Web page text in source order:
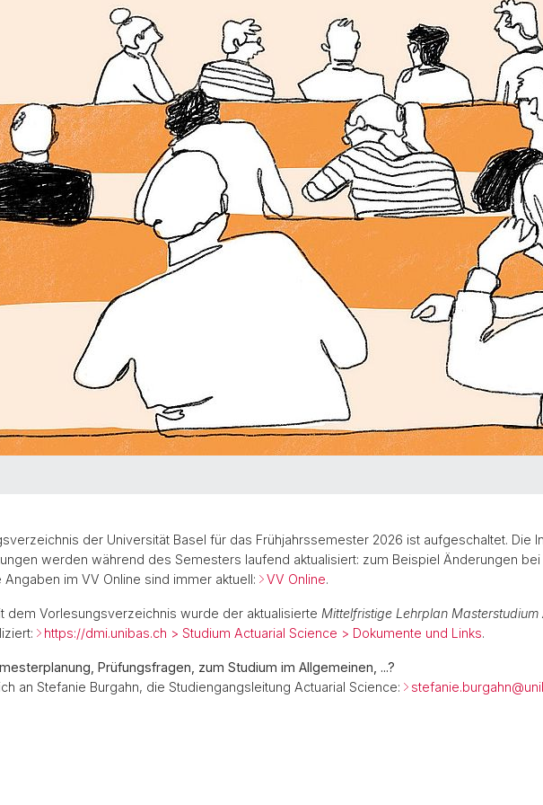
der Universität Basel für das Frühjahrssemester 2026 ist aufgeschaltet. Die
werden während des Semesters laufend aktualisiert: zum Beispiel Änderungen
Angaben im VV Online sind immer aktuell:
VV Online.
dem Vorlesungsverzeichnis wurde der aktualisierte Mittelfristige Lehrplan
https://dmi.unibas.ch > Studium Actuarial Science > Dokumente und Links.
Prüfungsfragen, zum Studium im Allgemeinen, ...?
an Stefanie Burgahn, die Studiengangsleitung Actuarial Science:
stefanie.burgahn@